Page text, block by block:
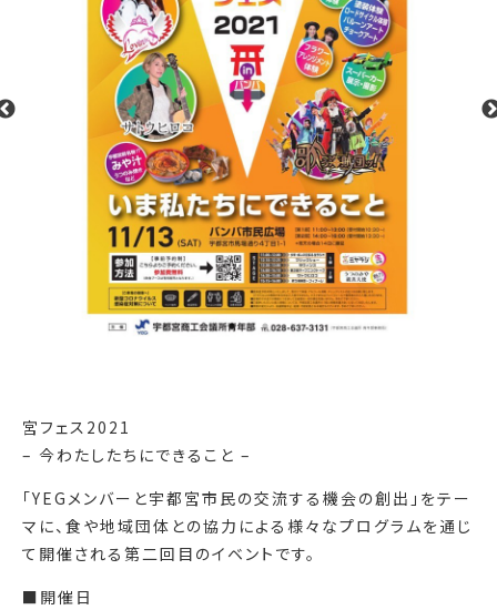
宮フェス2021
– 今わたしたちにできること –
「YEGメンバーと宇都宮市民の交流する機会の創出」をテー
マに、食や地域団体との協力による様々なプログラムを通じ
て開催される第二回目のイベントです。
■開催日